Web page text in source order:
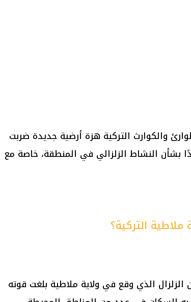
والكوارث التركية هزة أرضية جديدة ضربت
بشأن النشاط الزلزالي في المنطقة، خاصة مع
ملاطية التركية؟
الذي وقع في ولاية ملاطية بلغت قوته